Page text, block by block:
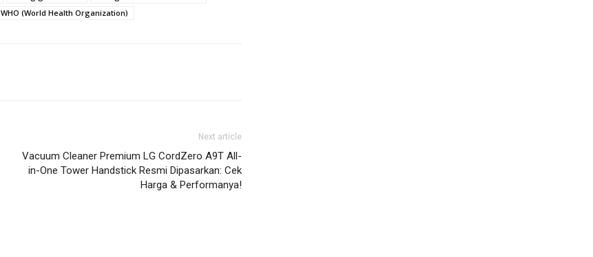
WHO (World Health Organization)
Next article
Vacuum Cleaner Premium LG CordZero A9T All-
in-One Tower Handstick Resmi Dipasarkan: Cek
Harga & Performanya!